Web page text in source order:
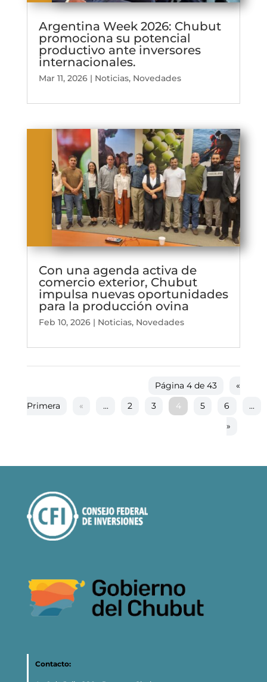
Argentina Week 2026: Chubut
promociona su potencial
productivo ante inversores
internacionales.
Mar 11, 2026| Noticias, Novedades
Con una agenda activa de
comercio exterior, Chubut
impulsa nuevas oportunidades
para la producción ovina
Feb 10, 2026| Noticias, Novedades
Página 4 de 43
«
Primera
« ... 2 3 4 5 6
...
»
Contacto: